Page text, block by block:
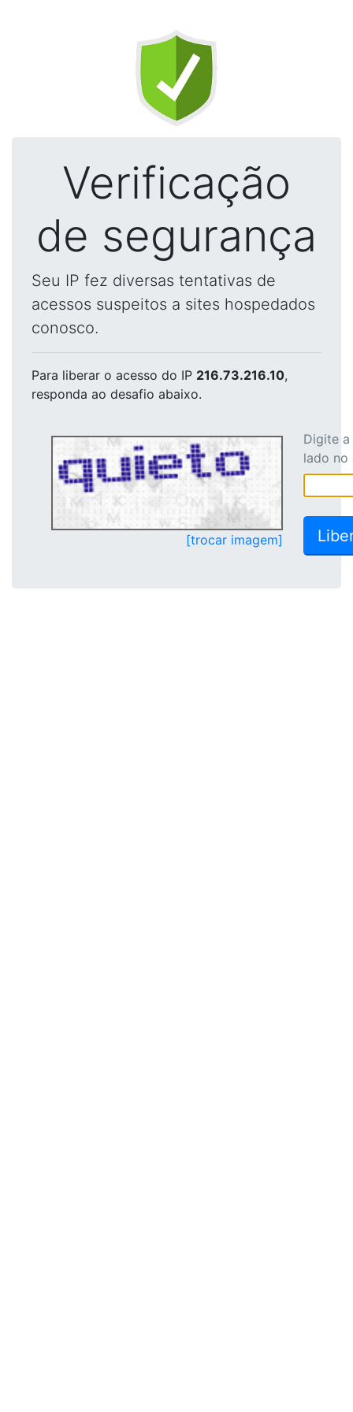
Verificação
de segurança
Seu IP fez diversas tentativas de
acessos suspeitos a sites hospedados
conosco.
Para liberar o acesso do IP 216.73.216.10,
responda ao desafio abaixo.
[trocar imagem]
Digite
lado no